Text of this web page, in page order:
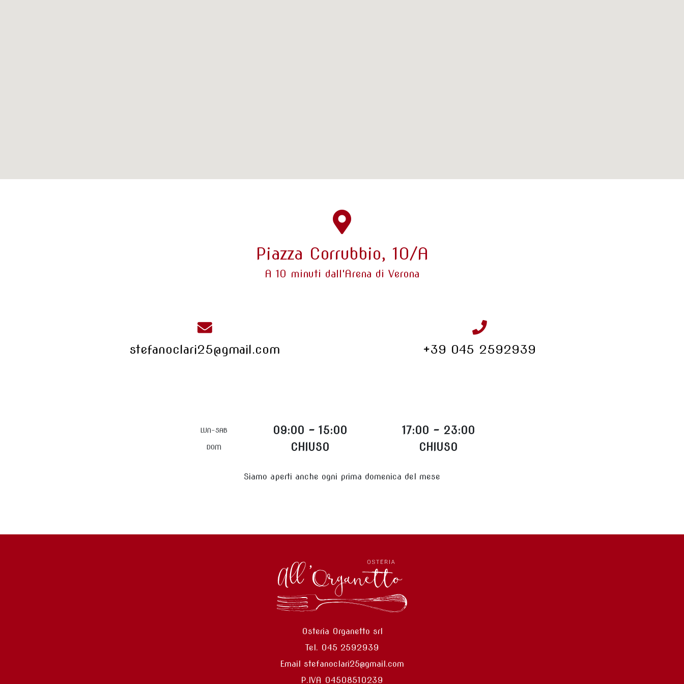
Piazza Corrubbio, 10/A
A 10 minuti dall'Arena di Verona
stefanoclari25@gmail.com +39 045 2592939
LUN-SAB 09:00 - 15:00 17:00 - 23:00
DOM CHIUSO CHIUSO
Siamo aperti anche ogni prima domenica del mese
Osteria Organetto srl
Tel. 045 2592939
Email stefanoclari25@gmail.com
P.IVA 04508510239